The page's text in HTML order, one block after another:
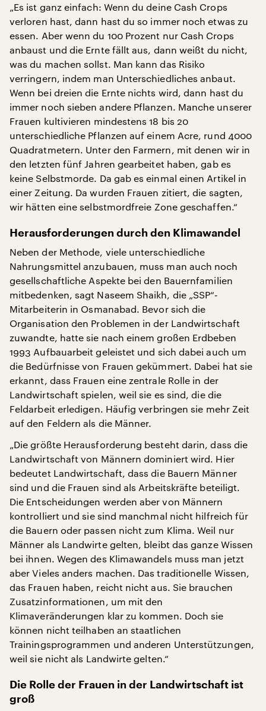
„Es ist ganz einfach: Wenn du deine Cash Crops
verloren hast, dann hast du so immer noch etwas zu
essen. Aber wenn du 100 Prozent nur Cash Crops
anbaust und die Ernte fällt aus, dann weißt du nicht,
was du machen sollst. Man kann das Risiko
verringern, indem man Unterschiedliches anbaut.
Wenn bei dreien die Ernte nichts wird, dann hast du
immer noch sieben andere Pflanzen. Manche unserer
Frauen kultivieren mindestens 18 bis 20
unterschiedliche Pflanzen auf einem Acre, rund 4000
Quadratmetern. Unter den Farmern, mit denen wir in
den letzten fünf Jahren gearbeitet haben, gab es
keine Selbstmorde. Da gab es einmal einen Artikel in
einer Zeitung. Da wurden Frauen zitiert, die sagten,
wir hätten eine selbstmordfreie Zone geschaffen.“
Herausforderungen durch den Klimawandel
Neben der Methode, viele unterschiedliche
Nahrungsmittel anzubauen, muss man auch noch
gesellschaftliche Aspekte bei den Bauernfamilien
mitbedenken, sagt Naseem Shaikh, die „SSP“-
Mitarbeiterin in Osmanabad. Bevor sich die
Organisation den Problemen in der Landwirtschaft
zuwandte, hatte sie nach einem großen Erdbeben
1993 Aufbauarbeit geleistet und sich dabei auch um
die Bedürfnisse von Frauen gekümmert. Dabei hat sie
erkannt, dass Frauen eine zentrale Rolle in der
Landwirtschaft spielen, weil sie es sind, die die
Feldarbeit erledigen. Häufig verbringen sie mehr Zeit
auf den Feldern als die Männer.
„Die größte Herausforderung besteht darin, dass die
Landwirtschaft von Männern dominiert wird. Hier
bedeutet Landwirtschaft, dass die Bauern Männer
sind und die Frauen sind als Arbeitskräfte beteiligt.
Die Entscheidungen werden aber von Männern
kontrolliert und sie sind manchmal nicht hilfreich für
die Bauern oder passen nicht zum Klima. Weil nur
Männer als Landwirte gelten, bleibt das ganze Wissen
bei ihnen. Wegen des Klimawandels muss man jetzt
aber Vieles anders machen. Das traditionelle Wissen,
das Frauen haben, reicht nicht aus. Sie brauchen
Zusatzinformationen, um mit den
Klimaveränderungen klar zu kommen. Doch sie
können nicht teilhaben an staatlichen
Trainingsprogrammen und anderen Unterstützungen,
weil sie nicht als Landwirte gelten.“
Die Rolle der Frauen in der Landwirtschaft ist
groß